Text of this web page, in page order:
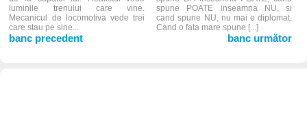
luminile trenului care vine.
Mecanicul de locomotiva vede trei
care stau pe sine...
banc precedent
spune POATE inseamna NU, si
cand spune NU, nu mai e diplomat.
Cand o fata mare spune [...]
banc următor